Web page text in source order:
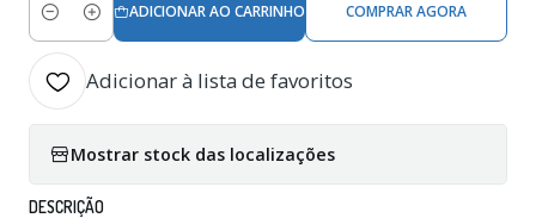
Quantidade
ADICIONAR AO CARRINHO COMPRAR AGORA
Adicionar à lista de favoritos
Mostrar stock das localizações
DESCRIÇÃO